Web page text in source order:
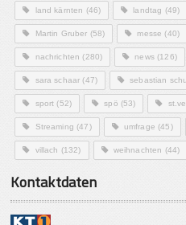
land kärnten (46) landtag (49)
Martin Gruber (58) messe (40)
nachrichten (280) news(126)
sara schaar (47) sebastian
sport (52) spö (53)
Streaming (47) umfrage (45)
villach (132) weihnachten (44)
Kontaktdaten